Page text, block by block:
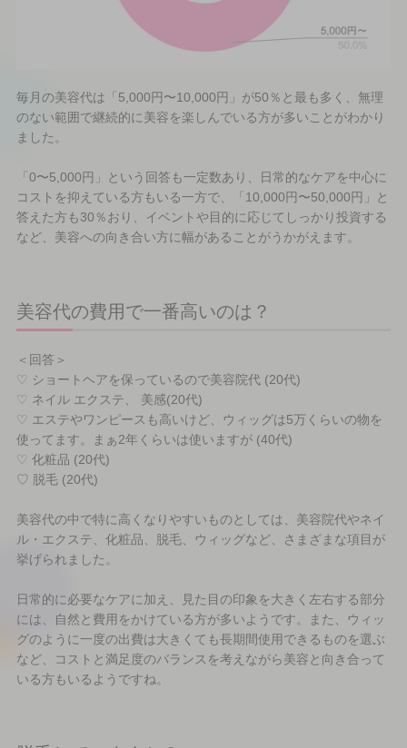
毎月の美容代は「5,000円〜10,000円」が50％と最も多く、無理
のない範囲で継続的に美容を楽しんでいる方が多いことがわかり
ました。
「0〜5,000円」という回答も一定数あり、日常的なケアを中心に
コストを抑えている方もいる一方で、「10,000円〜50,000円」と
答えた方も30％おり、イベントや目的に応じてしっかり投資する
など、美容への向き合い方に幅があることがうかがえます。
美容代の費用で一番高いのは？
＜回答＞
♡ ショートヘアを保っているので美容院代 (20代)
♡ ネイル エクステ、 美感(20代)
♡ エステやワンピースも高いけど、ウィッグは5万くらいの物を
使ってます。まぁ2年くらいは使いますが (40代)
♡ 化粧品 (20代)
♡ 脱毛 (20代)
美容代の中で特に高くなりやすいものとしては、美容院代やネイ
ル・エクステ、化粧品、脱毛、ウィッグなど、さまざまな項目が
挙げられました。
日常的に必要なケアに加え、見た目の印象を大きく左右する部分
には、自然と費用をかけている方が多いようです。また、ウィッ
グのように一度の出費は大きくても長期間使用できるものを選ぶ
など、コストと満足度のバランスを考えながら美容と向き合って
いる方もいるようですね。